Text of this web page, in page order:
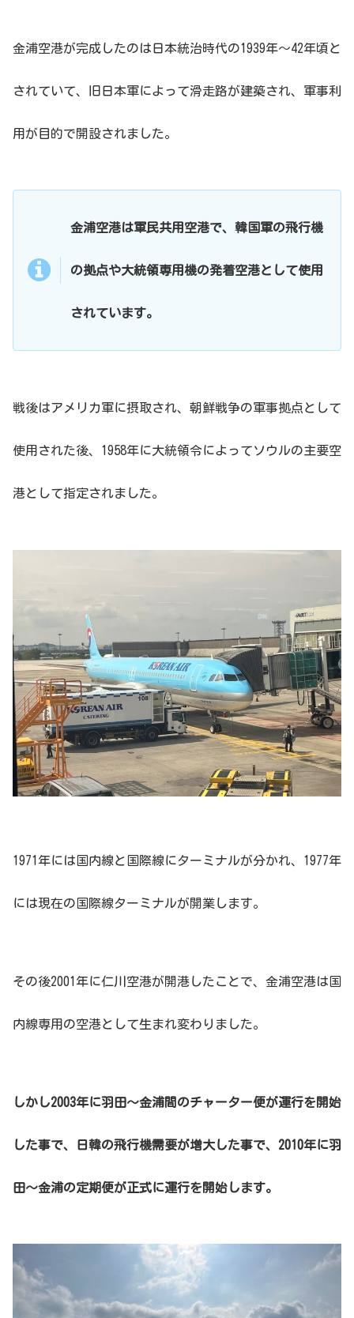
金浦空港が完成したのは日本統治時代の1939年〜42年頃と
されていて、旧日本軍によって滑走路が建築され、軍事利
用が目的で開設されました。
金浦空港は軍民共用空港で、韓国軍の飛行機
の拠点や大統領専用機の発着空港として使用
されています。
戦後はアメリカ軍に摂取され、朝鮮戦争の軍事拠点として
使用された後、1958年に大統領令によってソウルの主要空
港として指定されました。
1971年には国内線と国際線にターミナルが分かれ、1977年
には現在の国際線ターミナルが開業します。
その後2001年に仁川空港が開港したことで、金浦空港は国
内線専用の空港として生まれ変わりました。
しかし2003年に羽田〜金浦間のチャーター便が運行を開始
した事で、日韓の飛行機需要が増大した事で、2010年に羽
田〜金浦の定期便が正式に運行を開始します。